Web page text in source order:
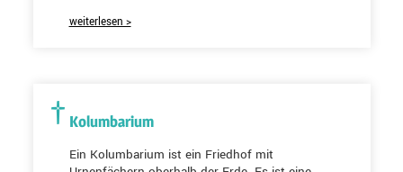
weiterlesen >
Kolumbarium
Ein Kolumbarium ist ein Friedhof mit